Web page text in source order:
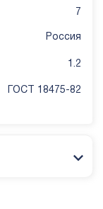
7
Россия
1.2
ГОСТ 18475-82